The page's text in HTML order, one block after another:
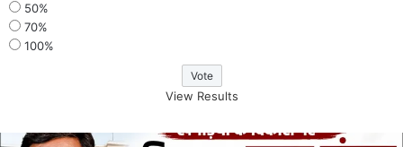
50%
70%
100%
View Results
खगड़िया